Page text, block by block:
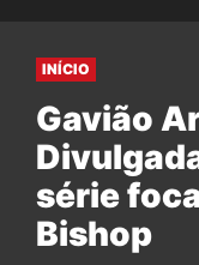
INÍCIO
Gavião
série
Bishop